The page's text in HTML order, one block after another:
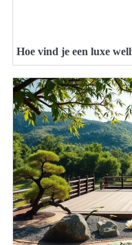
Hoe vind je een luxe